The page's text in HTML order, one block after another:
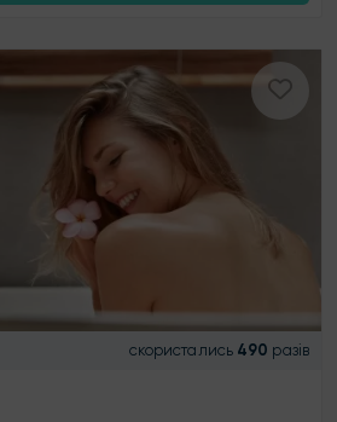
скористались 490 разів